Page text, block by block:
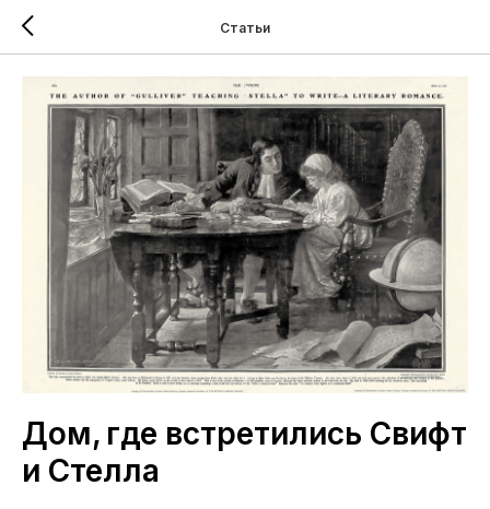
Статьи
Дом, где встретились Свифт
и Стелла